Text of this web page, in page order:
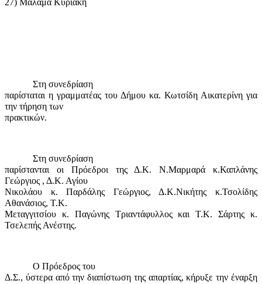
Στη συνεδρίαση
παρίσταται η γραμματέας του Δήμου κα. Κωτσίδη Αικατερίνη για
την τήρηση των
πρακτικών.
Στη συνεδρίαση
παρίστανται οι Πρόεδροι της Δ.Κ. Ν.Μαρμαρά κ.Καπλάνης
Γεώργιος , Δ.Κ. Αγίου
Νικολάου κ. Παρδάλης Γεώργιος, Δ.Κ.Νικήτης κ.Τσολίδης
Αθανάσιος, Τ.Κ.
Μεταγγιτσίου κ. Παγώνης Τριαντάφυλλος και Τ.Κ. Σάρτης κ.
Τσελεπής Ανέστης.
Ο Πρόεδρος του
Δ.Σ., ύστερα από την διαπίστωση της απαρτίας, κήρυξε την έναρξη